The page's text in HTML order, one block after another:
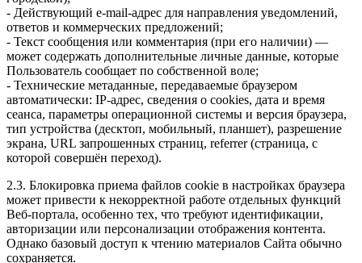
- Действующий e-mail-адрес для направления уведомлений,
ответов и коммерческих предложений;
- Текст сообщения или комментария (при его наличии) —
может содержать дополнительные личные данные, которые
Пользователь сообщает по собственной воле;
- Технические метаданные, передаваемые браузером
автоматически: IP-адрес, сведения о cookies, дата и время
сеанса, параметры операционной системы и версия браузера,
тип устройства (десктоп, мобильный, планшет), разрешение
экрана, URL запрошенных страниц, referrer (страница, с
которой совершён переход).
2.3. Блокировка приема файлов cookie в настройках браузера
может привести к некорректной работе отдельных функций
Веб-портала, особенно тех, что требуют идентификации,
авторизации или персонализации отображения контента.
Однако базовый доступ к чтению материалов Сайта обычно
сохраняется.